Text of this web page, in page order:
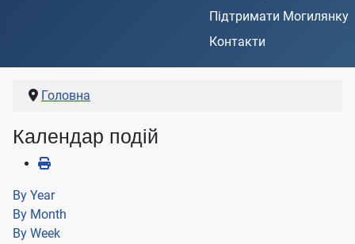
Підтримати Могилянку
Контакти
Головна
Календар подій
By Year
By Month
By Week